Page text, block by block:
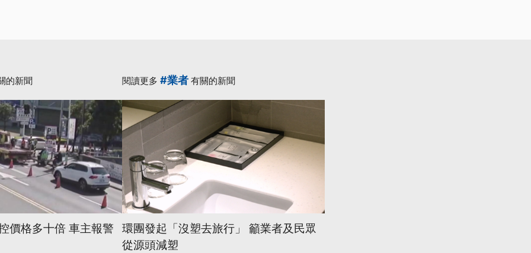
的新聞
價格多十倍 車主報警
閱讀更多 #業者 有關的新聞
環團發起「沒塑去旅行」 籲業者及民眾
從源頭減塑